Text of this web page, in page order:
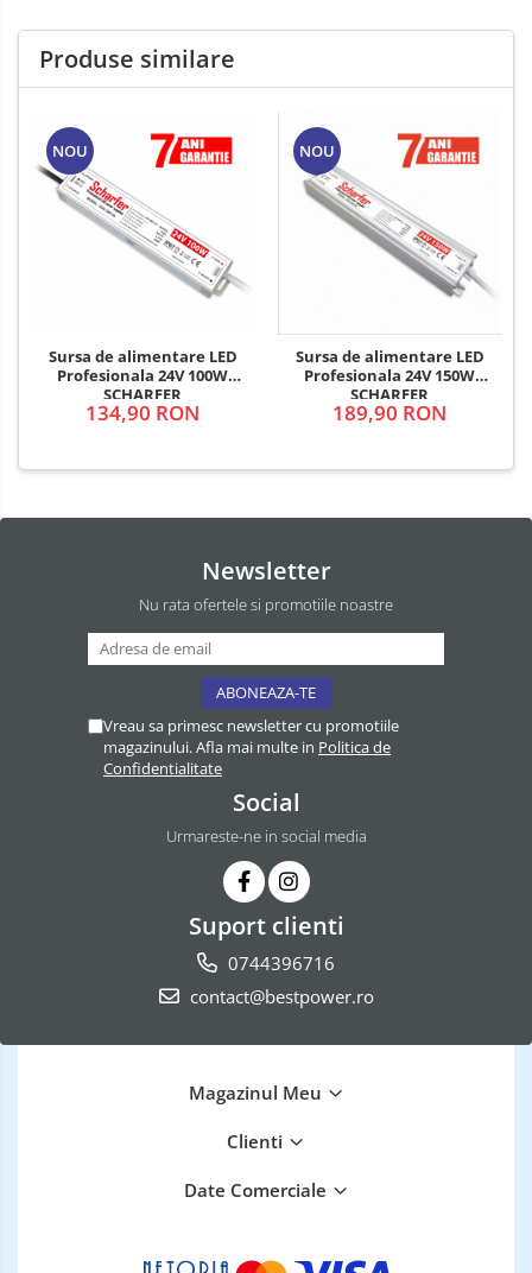
Produse similare
NOU
Sursa de alimentare LED
Profesionala 24V 100W
SCHARFER
134,90 RON
NOU
Sursa de alimentare LED
Profesionala 24V 150W
SCHARFER
189,90 RON
Newsletter
Nu rata ofertele si promotiile noastre
Vreau sa primesc newsletter cu promotiile
magazinului. Afla mai multe in Politica de
Confidentialitate
Social
Urmareste-ne in social media
Suport clienti
0744396716
contact@bestpower.ro
Magazinul Meu
Clienti
Date Comerciale